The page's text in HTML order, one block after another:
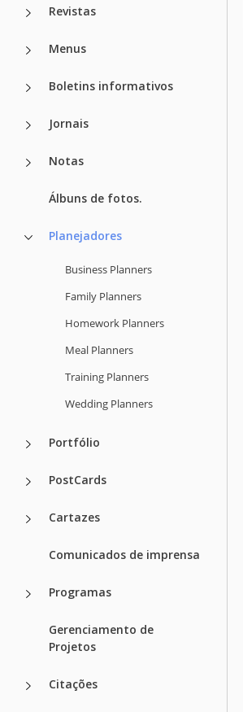
Revistas
Menus
Boletins informativos
Jornais
Notas
Álbuns de fotos.
Planejadores
Business Planners
Family Planners
Homework Planners
Meal Planners
Training Planners
Wedding Planners
Portfólio
PostCards
Cartazes
Comunicados de imprensa
Programas
Gerenciamento de
Projetos
Citações